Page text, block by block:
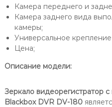
Камера переднего и
Камера заднего вида
камеры;
Универсальное
Цена;
Описание модели:
Зеркало видеорегистратор
Blackbox DVR DV-180